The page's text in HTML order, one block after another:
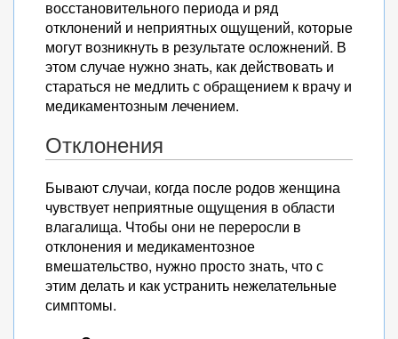
восстановительного периода и ряд
отклонений и неприятных ощущений, которые
могут возникнуть в результате осложнений. В
этом случае нужно знать, как действовать и
стараться не медлить с обращением к врачу и
медикаментозным лечением.
Отклонения
Бывают случаи, когда после родов женщина
чувствует неприятные ощущения в области
влагалища. Чтобы они не переросли в
отклонения и медикаментозное
вмешательство, нужно просто знать, что с
этим делать и как устранить нежелательные
симптомы.